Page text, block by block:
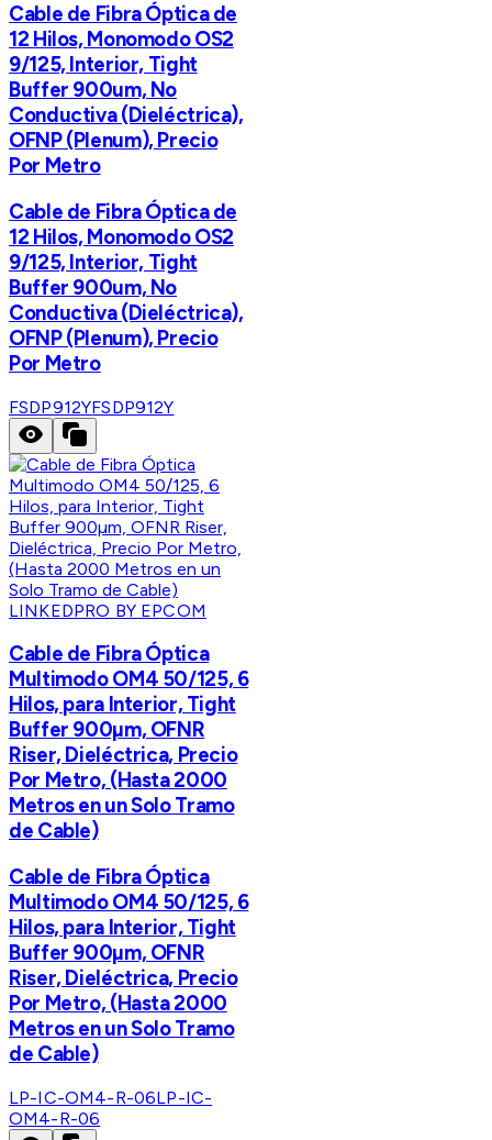
Cable de Fibra Óptica de
12 Hilos, Monomodo OS2
9/125, Interior, Tight
Buffer 900um, No
Conductiva (Dieléctrica),
OFNP (Plenum), Precio
Por Metro
Cable de Fibra Óptica de
12 Hilos, Monomodo OS2
9/125, Interior, Tight
Buffer 900um, No
Conductiva (Dieléctrica),
OFNP (Plenum), Precio
Por Metro
FSDP912YFSDP912Y
LINKEDPRO BY EPCOM
Cable de Fibra Óptica
Multimodo OM4 50/125, 6
Hilos, para Interior, Tight
Buffer 900µm, OFNR
Riser, Dieléctrica, Precio
Por Metro, (Hasta 2000
Metros en un Solo Tramo
de Cable)
Cable de Fibra Óptica
Multimodo OM4 50/125, 6
Hilos, para Interior, Tight
Buffer 900µm, OFNR
Riser, Dieléctrica, Precio
Por Metro, (Hasta 2000
Metros en un Solo Tramo
de Cable)
LP-IC-OM4-R-06LP-IC-
OM4-R-06